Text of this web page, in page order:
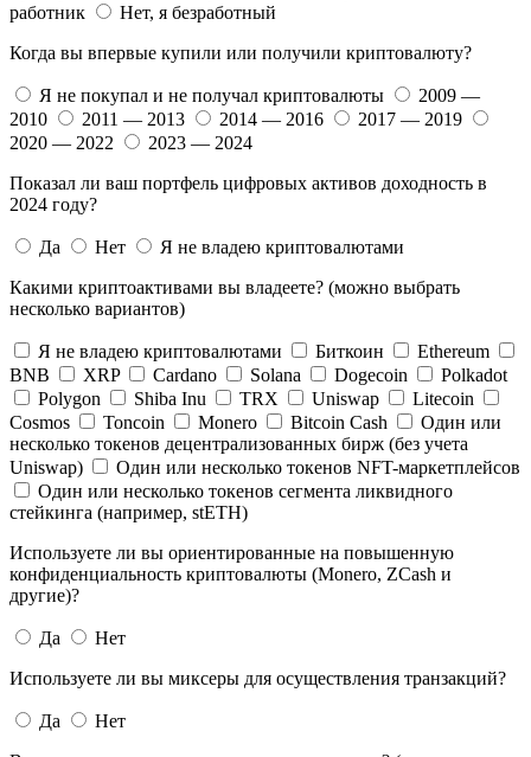
работник
Нет, я безработный
Когда вы впервые купили или получили криптовалюту?
Я не покупал и не получал криптовалюты
2009 —
2010
2011 — 2013 2014 — 2016
2017 — 2019
2020 — 2022
2023 — 2024
Показал ли ваш портфель цифровых активов доходность в
2024 году?
Да Нет
Я не владею криптовалютами
Какими криптоактивами вы владеете? (можно выбрать
несколько вариантов)
Я не владею криптовалютами Биткоин
Ethereum
BNB
XRP Cardano Solana Dogecoin
Polkadot
Polygon
Shiba Inu TRX Uniswap
Litecoin
Cosmos
Toncoin Monero Bitcoin Cash
Один или
несколько токенов децентрализованных бирж (без учета
Uniswap)
Один или несколько токенов NFT-маркетплейсов
Один или несколько токенов сегмента ликвидного
стейкинга (например, stETH)
Используете ли вы ориентированные на повышенную
конфиденциальность криптовалюты (Monero, ZCash и
другие)?
Да
Нет
Используете ли вы миксеры для осуществления транзакций?
Да
Нет